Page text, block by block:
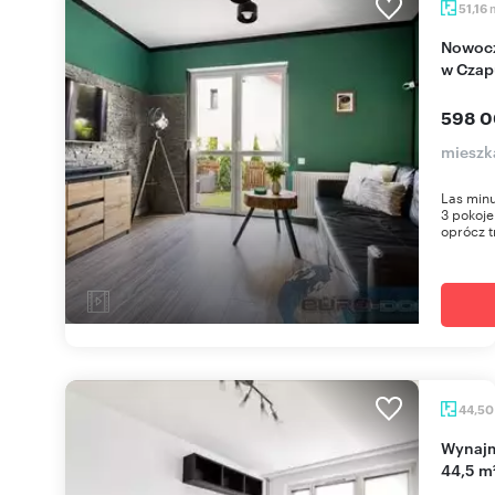
51,16
Nowoczesne 3-pokojowe mieszkanie z ogrodem
w
598
Las
3 pokoje
oprócz
44,50
Wynajmę przestronne 2-pokojowe mieszkanie
44,5